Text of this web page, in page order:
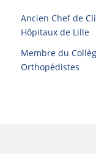
Ancien Chef de
Hôpitaux de Lille
Membre du
Orthopédistes